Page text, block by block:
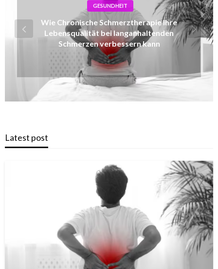
HEIMDEKORATION
Wie eine gute Isolierung die Energieeffizienz
Ihres Hauses erhöht
Latest post